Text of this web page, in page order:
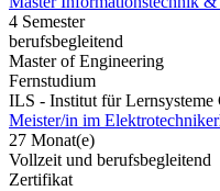
4 Semester
berufsbegleitend
Master of Engineering
Fernstudium
ILS - Institut für Lernsysteme
Meister/in im
27 Monat(e)
Vollzeit und berufsbegleitend
Zertifikat